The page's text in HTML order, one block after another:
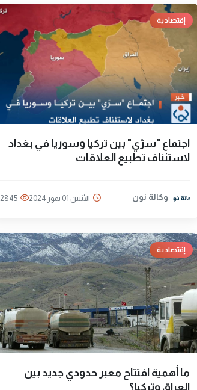
إقتصادية
اجتماع "سرّي" بين تركيا وسوريا في بغداد
لاستئناف تطبيع العلاقات
وكالة نون الأثنين 01 تموز 2024 2845
إقتصادية
ما أهمية افتتاح معبر حدودي جديد بين
العراق وتركيا؟